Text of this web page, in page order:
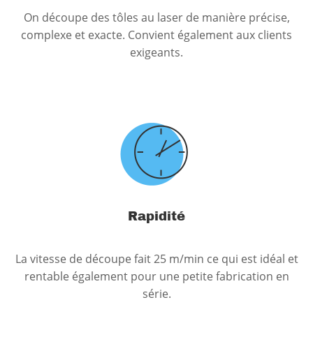
On découpe des tôles au laser de manière précise,
complexe et exacte. Convient également aux clients
exigeants.
Rapidité
La vitesse de découpe fait 25 m/min ce qui est idéal et
rentable également pour une petite fabrication en
série.